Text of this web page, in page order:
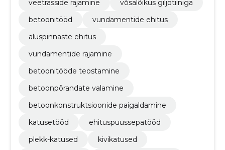
veetrasside rajamine
võsalõikus giljotiiniga
betoonitööd
vundamentide ehitus
aluspinnaste ehitus
vundamentide rajamine
betoonitööde teostamine
betoonpõrandate valamine
betoonkonstruktsioonide paigaldamine
katusetööd
ehituspuussepatööd
plekk-katused
kivikatused